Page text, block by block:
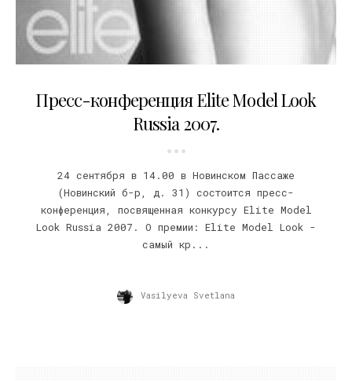
Пресс-конференция Elite Model Look
Russia 2007.
24 сентября в 14.00 в Новинском Пассаже
(Новинский б-р, д. 31) состоится пресс-
конференция, посвященная конкурсу Elite Model
Look Russia 2007. О премии: Elite Model Look -
самый кр...
Vasilyeva Svetlana